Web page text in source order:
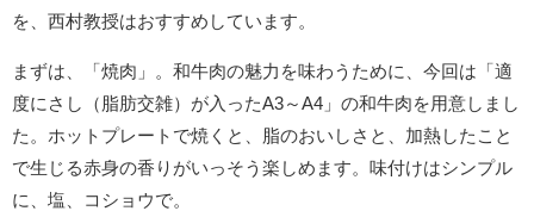
を、西村教授はおすすめしています。
まずは、「焼肉」。和牛肉の魅力を味わうために、今回は「適
度にさし（脂肪交雑）が入ったA3～A4」の和牛肉を用意しまし
た。ホットプレートで焼くと、脂のおいしさと、加熱したこと
で生じる赤身の香りがいっそう楽しめます。味付けはシンプル
に、塩、コショウで。